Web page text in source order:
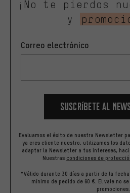
¡No te pierdas
y
Correo electrónico
Suscríbete al
Evaluamos el éxito de nuestra Newsletter
ya eres cliente nuestro, utilizamos los
adaptar la Newsletter a tus intereses,
Nuestras condiciones de
*Válido durante 30 días a partir de la
mínimo de pedido de 60 €. El vale no
promociones.